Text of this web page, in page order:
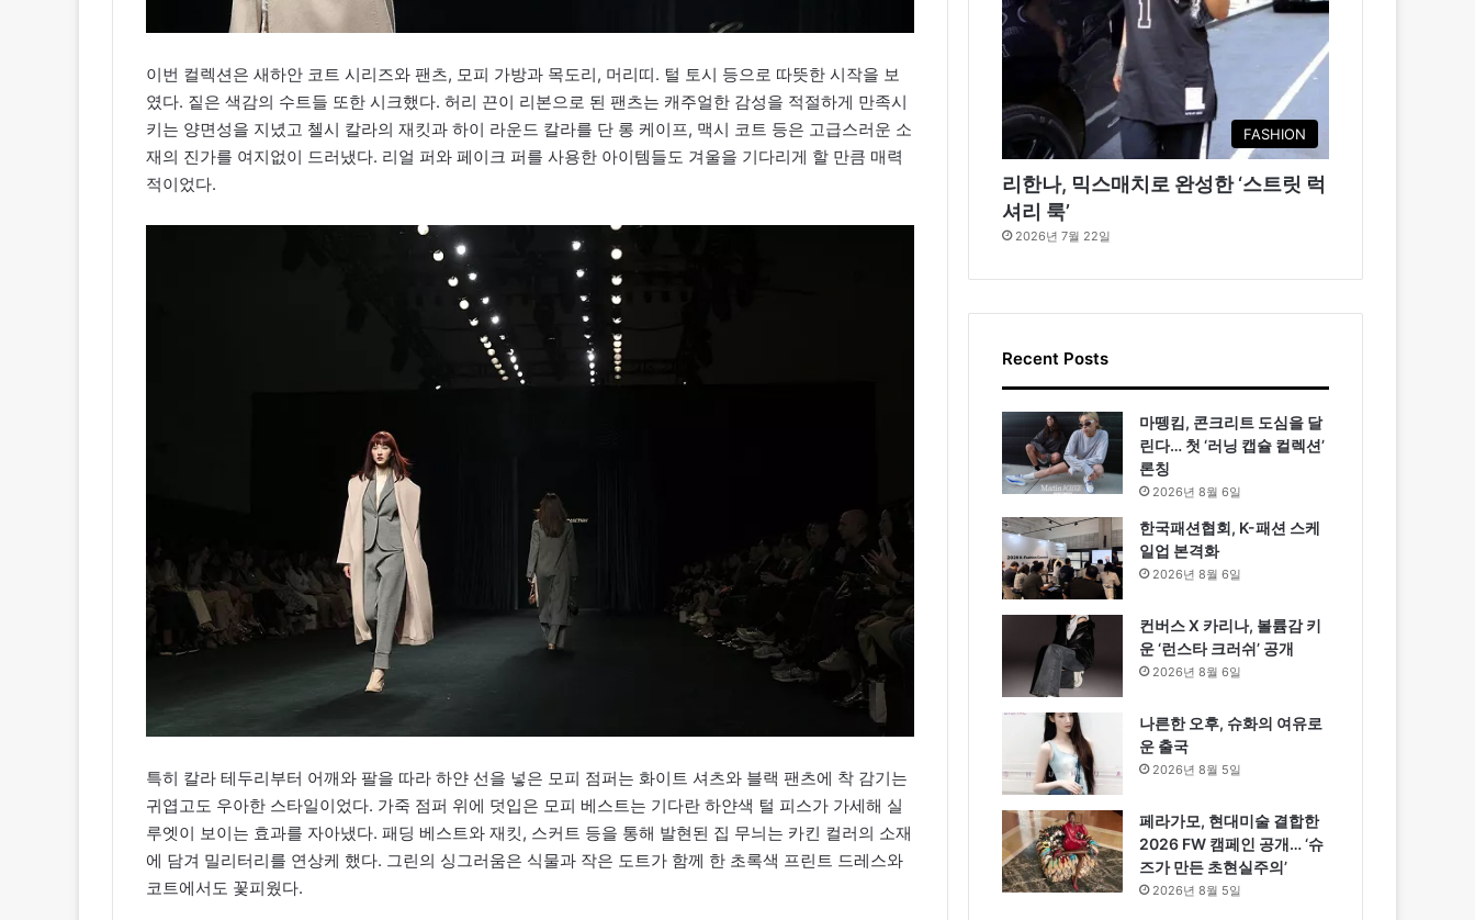
이번 컬렉션은 새하안 코트 시리즈와 팬츠, 모피 가방과 목도리, 머리띠. 털 토시 등으로 따뜻한 시작을 보
였다. 짙은 색감의 수트들 또한 시크했다. 허리 끈이 리본으로 된 팬츠는 캐주얼한 감성을 적절하게 만족시
키는 양면성을 지녔고 첼시 칼라의 재킷과 하이 라운드 칼라를 단 롱 케이프, 맥시 코트 등은 고급스러운 소
재의 진가를 여지없이 드러냈다. 리얼 퍼와 페이크 퍼를 사용한 아이템들도 겨울을 기다리게 할 만큼 매력
적이었다.
특히 칼라 테두리부터 어깨와 팔을 따라 하얀 선을 넣은 모피 점퍼는 화이트 셔츠와 블랙 팬츠에 착 감기는
귀엽고도 우아한 스타일이었다. 가죽 점퍼 위에 덧입은 모피 베스트는 기다란 하얀색 털 피스가 가세해 실
루엣이 보이는 효과를 자아냈다. 패딩 베스트와 재킷, 스커트 등을 통해 발현된 집 무늬는 카킨 컬러의 소재
에 담겨 밀리터리를 연상케 했다. 그린의 싱그러움은 식물과 작은 도트가 함께 한 초록색 프린트 드레스와
코트에서도 꽃피웠다.
FASHION
리한나, 믹스매치로 완성한 ‘스트릿 럭
셔리 룩’
2026년 7월 22일
Recent Posts
마뗑킴, 콘크리트 도심을 달
린다… 첫 ‘러닝 캡슐 컬렉션’
론칭
2026년 8월 6일
한국패션협회, K-패션 스케
일업 본격화
2026년 8월 6일
컨버스 X 카리나, 볼륨감 키
운 ‘런스타 크러쉬’ 공개
2026년 8월 6일
나른한 오후, 슈화의 여유로
운 출국
2026년 8월 5일
페라가모, 현대미술 결합한
2026 FW 캠페인 공개… ‘슈
즈가 만든 초현실주의’
2026년 8월 5일